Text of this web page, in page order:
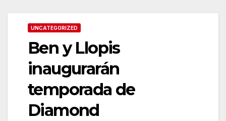
UNCATEGORIZED
Ben y Llopis
inaugurarán
temporada de
Diamond